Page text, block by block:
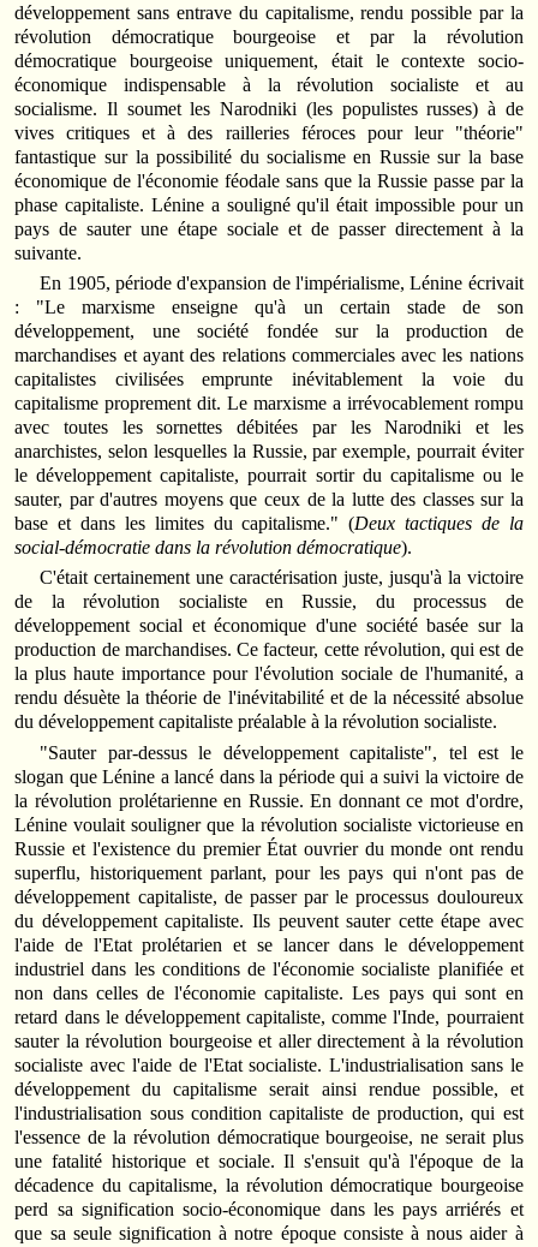
développement sans entrave du capitalisme, rendu possible par la
révolution démocratique bourgeoise et par la révolution
démocratique bourgeoise uniquement, était le contexte socio-
économique indispensable à la révolution socialiste et au
socialisme. Il soumet les Narodniki (les populistes russes) à de
vives critiques et à des railleries féroces pour leur "théorie"
fantastique sur la possibilité du socialisme en Russie sur la base
économique de l'économie féodale sans que la Russie passe par la
phase capitaliste. Lénine a souligné qu'il était impossible pour un
pays de sauter une étape sociale et de passer directement à la
suivante.
En 1905, période d'expansion de l'impérialisme, Lénine écrivait
: "Le marxisme enseigne qu'à un certain stade de son
développement, une société fondée sur la production de
marchandises et ayant des relations commerciales avec les nations
capitalistes civilisées emprunte inévitablement la voie du
capitalisme proprement dit. Le marxisme a irrévocablement rompu
avec toutes les sornettes débitées par les Narodniki et les
anarchistes, selon lesquelles la Russie, par exemple, pourrait éviter
le développement capitaliste, pourrait sortir du capitalisme ou le
sauter, par d'autres moyens que ceux de la lutte des classes sur la
base et dans les limites du capitalisme." (Deux tactiques de la
social-démocratie dans la révolution démocratique).
C'était certainement une caractérisation juste, jusqu'à la victoire
de la révolution socialiste en Russie, du processus de
développement social et économique d'une société basée sur la
production de marchandises. Ce facteur, cette révolution, qui est de
la plus haute importance pour l'évolution sociale de l'humanité, a
rendu désuète la théorie de l'inévitabilité et de la nécessité absolue
du développement capitaliste préalable à la révolution socialiste.
"Sauter par-dessus le développement capitaliste", tel est le
slogan que Lénine a lancé dans la période qui a suivi la victoire de
la révolution prolétarienne en Russie. En donnant ce mot d'ordre,
Lénine voulait souligner que la révolution socialiste victorieuse en
Russie et l'existence du premier État ouvrier du monde ont rendu
superflu, historiquement parlant, pour les pays qui n'ont pas de
développement capitaliste, de passer par le processus douloureux
du développement capitaliste. Ils peuvent sauter cette étape avec
l'aide de l'Etat prolétarien et se lancer dans le développement
industriel dans les conditions de l'économie socialiste planifiée et
non dans celles de l'économie capitaliste. Les pays qui sont en
retard dans le développement capitaliste, comme l'Inde, pourraient
sauter la révolution bourgeoise et aller directement à la révolution
socialiste avec l'aide de l'Etat socialiste. L'industrialisation sans le
développement du capitalisme serait ainsi rendue possible, et
l'industrialisation sous condition capitaliste de production, qui est
l'essence de la révolution démocratique bourgeoise, ne serait plus
une fatalité historique et sociale. Il s'ensuit qu'à l'époque de la
décadence du capitalisme, la révolution démocratique bourgeoise
perd sa signification socio-économique dans les pays arriérés et
que sa seule signification à notre époque consiste à nous aider à